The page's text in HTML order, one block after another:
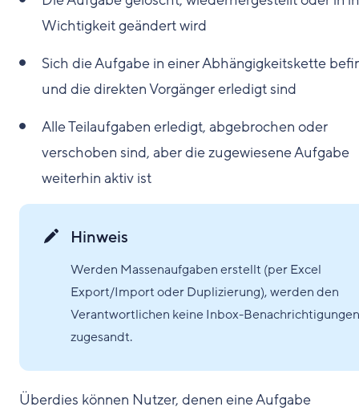
Wichtigkeit geändert wird
Sich die Aufgabe in einer Abhängigkeitskette
und die direkten Vorgänger erledigt sind
Alle Teilaufgaben erledigt, abgebrochen oder
verschoben sind, aber die zugewiesene Aufgabe
weiterhin aktiv ist
Hinweis
Werden Massenaufgaben erstellt (per Excel
Export/Import oder Duplizierung), werden den
Verantwortlichen keine Inbox-Benachrichtigungen
zugesandt.
Überdies können Nutzer, denen eine Aufgabe